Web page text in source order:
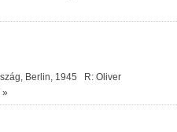
Berlin, 1945 R: Oliver
»